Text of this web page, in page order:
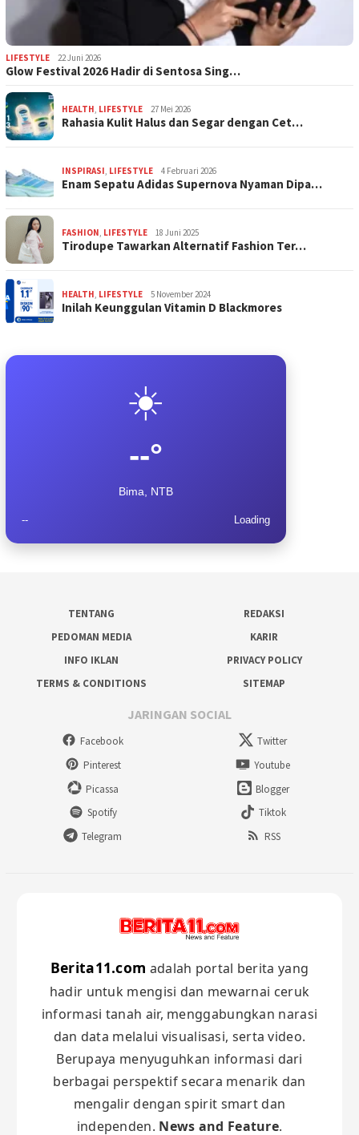
LIFESTYLE 22 Juni 2026
Glow Festival 2026 Hadir di Sentosa Sing…
HEALTH LIFESTYLE 27 Mei 2026
Rahasia Kulit Halus dan Segar dengan Cet…
INSPIRASI LIFESTYLE 4 Februari 2026
Enam Sepatu Adidas Supernova Nyaman Dipa…
FASHION LIFESTYLE 18 Juni 2025
Tirodupe Tawarkan Alternatif Fashion Ter…
HEALTH LIFESTYLE 5 November 2024
Inilah Keunggulan Vitamin D Blackmores
☀️
--°
Bima, NTB
-- Loading
TENTANG
REDAKSI
PEDOMAN MEDIA
KARIR
INFO IKLAN
PRIVACY POLICY
TERMS & CONDITIONS
SITEMAP
JARINGAN SOCIAL
Facebook
Twitter
Pinterest
Youtube
Picassa
Blogger
Spotify
Tiktok
Telegram
RSS
Berita11.com adalah portal berita yang
hadir untuk mengisi dan mewarnai ceruk
informasi tanah air, menggabungkan narasi
dan data melalui visualisasi, serta video.
Berupaya menyuguhkan informasi dari
berbagai perspektif secara menarik dan
mengalir dengan spirit smart dan
independen. News and Feature.